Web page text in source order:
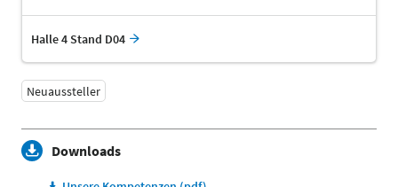
Halle 4 Stand D04
Neuaussteller
Downloads